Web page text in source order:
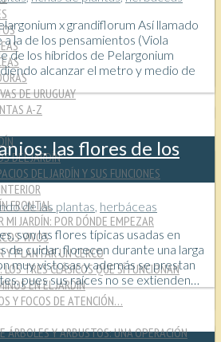
DE URUGUAY
A-Z
DEL JARDÍN
DEL JARDÍN Y SUS FUNCIONES
FRONTAL
MI JARDÍN: POR DÓNDE EMPEZAR
VIVOS
Y PLANTAR UN CERCO
LOS TRES CLÁSICOS QUE SÍ FUNCIONAN
EN EL JARDÍN
Y FOCOS DE ATENCIÓN…
ÁRBOLES Y ARBUSTOS: UNA OPERACIÓN
x grandiflorum Así llamado
la de los pensamientos (Viola
de los híbridos de Pelargonium
alcanzar el metro y medio de
las flores de los
de las plantas, herbáceas
son las flores típicas usadas en
de cuidar, florecen durante una larga
muy vistosas y además se prestan
pues sus raíces no se extienden…